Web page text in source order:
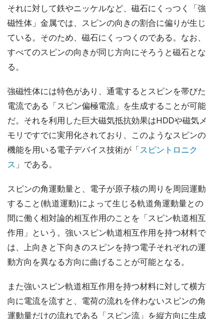
それに対して鉄やニッケルなど、磁石にくっつく「強
磁性体」金属では、スピンの向きの割合に偏りが生じ
ている。そのため、磁石にくっつくのである。なお、
すべてのスピンの向きが同じ方向にそろうと磁石とな
る。
強磁性体には特色があり、通電するとスピンを帯びた
電流である「スピン偏極電流」を生成することが可能
だ。それを利用した巨大磁気抵抗効果はHDDや磁気メ
モリですでに実用化されており、このようなスピンの
機能を用いる電子デバイス技術が「 スピントロニク
ス 」である。
スピンの角運動量と、電子が原子核の周りを周回運動
すること(軌道運動)によって生じる軌道角運動量との
間に働く相対論的相互作用のことを「スピン軌道相互
作用」という。強いスピン軌道相互作用を持つ材料で
は、上向きと下向きのスピンを持つ電子それぞれの運
動方向を異なる方向に曲げることが可能となる。
また強いスピン軌道相互作用を持つ材料に対して横方
向に電流を流すと、電荷の流れを伴わないスピンの角
運動量だけの流れである「スピン流」を縦方向に生成